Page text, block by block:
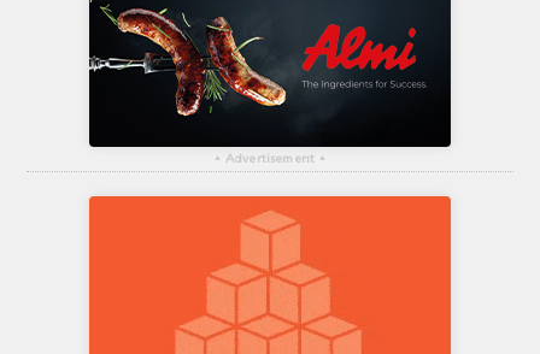
▴ Advertisement ▴